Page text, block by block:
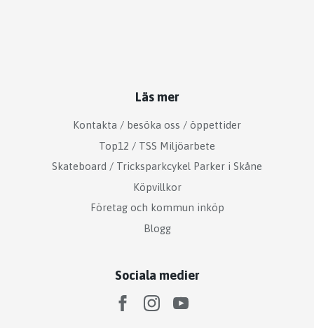
Läs mer
Kontakta / besöka oss / öppettider
Top12 / TSS Miljöarbete
Skateboard / Tricksparkcykel Parker i Skåne
Köpvillkor
Företag och kommun inköp
Blogg
Sociala medier